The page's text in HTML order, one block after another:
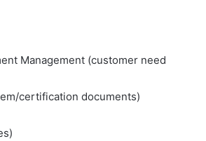
Management (customer need
certification documents)